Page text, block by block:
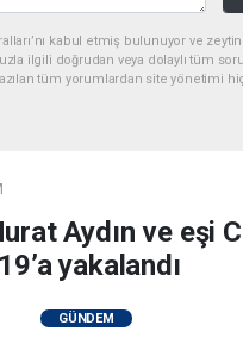
kabul etmiş bulunuyor ve
ilgili doğrudan veya dolaylı tüm
tüm yorumlardan site yönetimi
Aydın ve eşi
19’a yakalandı
GÜNDEM